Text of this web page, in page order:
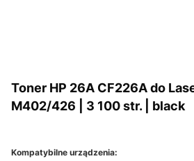
Toner HP 26A CF226A do
M402/426 | 3 100 str. | black
Kompatybilne urządzenia: